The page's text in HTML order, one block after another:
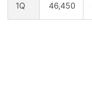
1Q 46,450